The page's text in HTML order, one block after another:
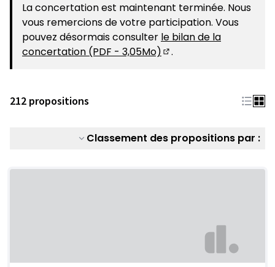
La concertation est maintenant terminée. Nous
vous remercions de votre participation. Vous
pouvez désormais consulter le bilan de la
concertation (PDF - 3,05Mo)
.
212 propositions
Classement des propositions par :